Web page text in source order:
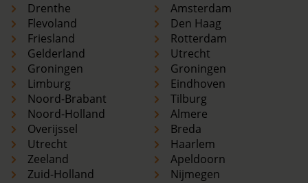
Drenthe
Flevoland
Friesland
Gelderland
Groningen
Limburg
Noord-Brabant
Noord-Holland
Overijssel
Utrecht
Zeeland
Zuid-Holland
Amsterdam
Den Haag
Rotterdam
Utrecht
Groningen
Eindhoven
Tilburg
Almere
Breda
Haarlem
Apeldoorn
Nijmegen